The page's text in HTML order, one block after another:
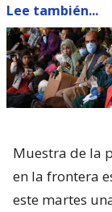
Lee también...
Muestra de la
en la frontera
este martes